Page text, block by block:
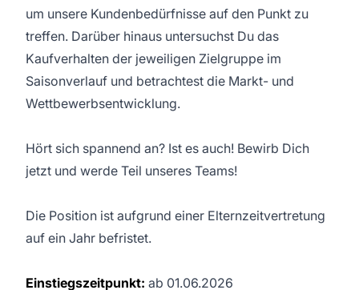
um unsere Kundenbedürfnisse auf den Punkt zu
treffen. Darüber hinaus untersuchst Du das
Kaufverhalten der jeweiligen Zielgruppe im
Saisonverlauf und betrachtest die Markt- und
Wettbewerbsentwicklung.
Hört sich spannend an? Ist es auch! Bewirb Dich
jetzt und werde Teil unseres Teams!
Die Position ist aufgrund einer Elternzeitvertretung
auf ein Jahr befristet.
Einstiegszeitpunkt: ab 01.06.2026